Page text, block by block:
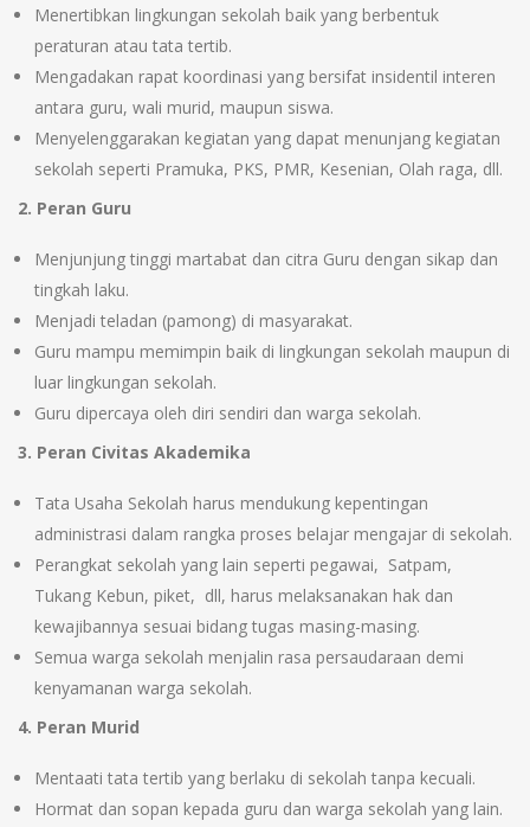
Menertibkan lingkungan sekolah baik yang berbentuk
peraturan atau tata tertib.
Mengadakan rapat koordinasi yang bersifat insidentil interen
antara guru, wali murid, maupun siswa.
Menyelenggarakan kegiatan yang dapat menunjang kegiatan
sekolah seperti Pramuka, PKS, PMR, Kesenian, Olah raga, dll.
2. Peran Guru
Menjunjung tinggi martabat dan citra Guru dengan sikap dan
tingkah laku.
Menjadi teladan (pamong) di masyarakat.
Guru mampu memimpin baik di lingkungan sekolah maupun di
luar lingkungan sekolah.
Guru dipercaya oleh diri sendiri dan warga sekolah.
3. Peran Civitas Akademika
Tata Usaha Sekolah harus mendukung kepentingan
administrasi dalam rangka proses belajar mengajar di sekolah.
Perangkat sekolah yang lain seperti pegawai, Satpam,
Tukang Kebun, piket, dll, harus melaksanakan hak dan
kewajibannya sesuai bidang tugas masing-masing.
Semua warga sekolah menjalin rasa persaudaraan demi
kenyamanan warga sekolah.
4. Peran Murid
Mentaati tata tertib yang berlaku di sekolah tanpa kecuali.
Hormat dan sopan kepada guru dan warga sekolah yang lain.